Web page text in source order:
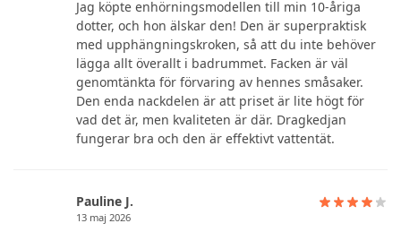
Jag köpte enhörningsmodellen till min 10-åriga
dotter, och hon älskar den! Den är superpraktisk
med upphängningskroken, så att du inte behöver
lägga allt överallt i badrummet. Facken är väl
genomtänkta för förvaring av hennes småsaker.
Den enda nackdelen är att priset är lite högt för
vad det är, men kvaliteten är där. Dragkedjan
fungerar bra och den är effektivt vattentät.
Pauline J.
13 maj 2026